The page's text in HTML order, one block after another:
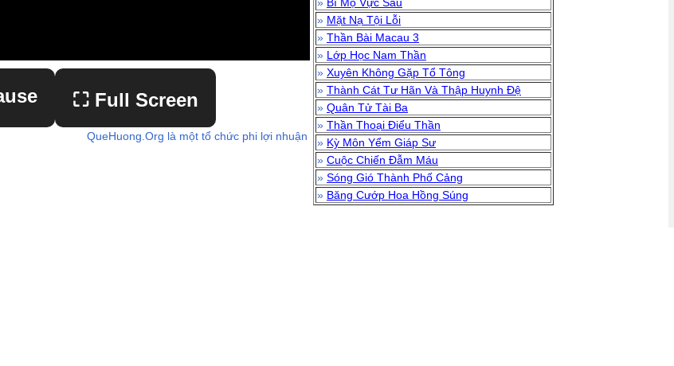
⛶ Full Screen
QueHuong.Org là một tổ chức phi lợi nhuận
» Mặt Nạ Tội Lỗi
» Thần Bài Macau 3
» Lớp Học Nam Thần
» Xuyên Không Gặp Tổ Tông
» Thành Cát Tư Hãn Và Thập Huynh Đệ
» Quân Tử Tài Ba
» Thần Thoại Điểu Thần
» Kỳ Môn Yểm Giáp Sư
» Cuộc Chiến Đẫm Máu
» Sóng Gió Thành Phố Cảng
» Băng Cướp Hoa Hồng Súng